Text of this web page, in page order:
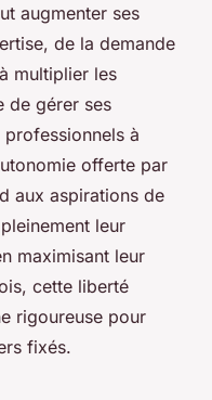
augmenter ses
de la demande
multiplier les
de gérer ses
à
offerte par
aux aspirations de
leur
maximisant leur
cette liberté
rigoureuse pour
fixés.